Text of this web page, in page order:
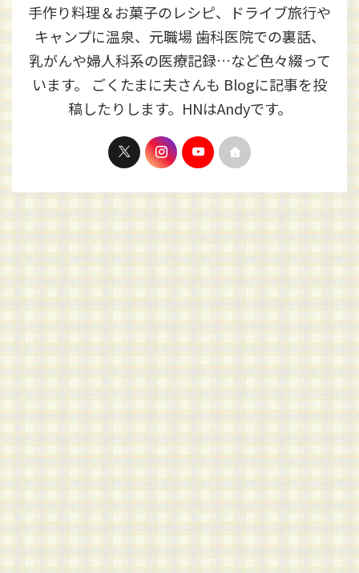
手作り料理＆お菓子のレシピ、ドライブ旅行や
キャンプに温泉、元職場 歯科医院での裏話、
乳がんや婦人科系の医療記録…など色々綴って
います。 ごくたまに夫さんも Blogに記事を投
稿したりします。HNはAndyです。